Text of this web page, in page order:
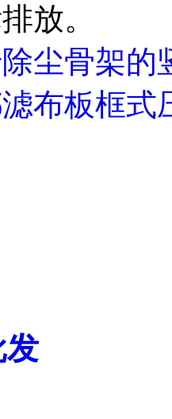
放。
尘骨架的
布板框式
发